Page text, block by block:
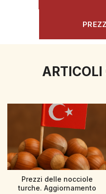
ARTICOLI
Prezzi delle nocciole
turche. Aggiornamento